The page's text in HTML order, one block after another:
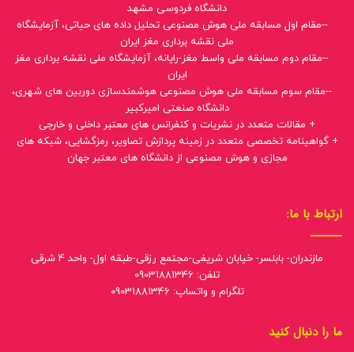
دانشگاه فردوسی مشهد
--مقام اول مسابقه ملی هوش مصنوعی تحلیل داده های حیاتی، آزمایشگاه
ملی نقشه برداری مغز ایران
--مقام دوم مسابقه ملی واسط مغز-رایانه، آزمایشگاه ملی نقشه برداری مغز
ایران
--مقام سوم مسابقه ملی هوش مصنوعی هوشمندسازی دوربین های شهری،
دانشگاه صنعتی امیرکبیر
+ مقالات متعدد در نشریات و کنفرانس های معتبر داخلی و خارجی
+ گواهینامه تخصصی متعدد در زمینه پردازش تصاویر، رمزگشایی، شبکه های
مجازی و هوش مصنوعی از دانشگاه های معتبر جهان
ارتباط با ما:
مازندران- بابلسر- خیابان شریفی-مجتمع رزقی-طبقه اول- واحد 4 شرقی
تلفن: 09031881346
تلگرام و واتساپ: 09031881346
ما را دنبال کنید